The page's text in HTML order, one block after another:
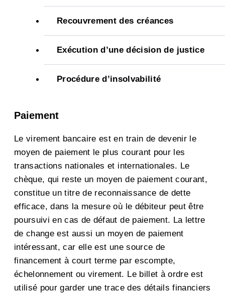
Recouvrement des créances
Exécution d’une décision de justice
Procédure d’insolvabilité
Paiement
Le virement bancaire est en train de devenir le
moyen de paiement le plus courant pour les
transactions nationales et internationales. Le
chèque, qui reste un moyen de paiement courant,
constitue un titre de reconnaissance de dette
efficace, dans la mesure où le débiteur peut être
poursuivi en cas de défaut de paiement. La lettre
de change est aussi un moyen de paiement
intéressant, car elle est une source de
financement à court terme par escompte,
échelonnement ou virement. Le billet à ordre est
utilisé pour garder une trace des détails financiers